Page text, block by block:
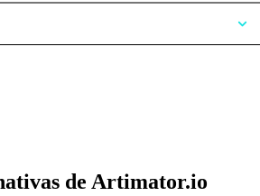
de Artimator.io